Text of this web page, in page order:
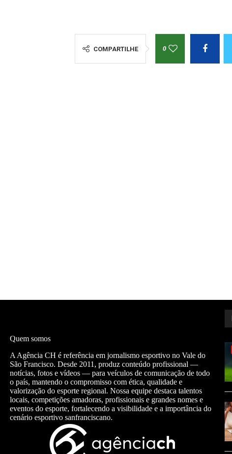
COMPARTILHE 0
Quem somos
A Agência CH é referência em jornalismo esportivo no Vale do
São Francisco. Desde 2011, produz conteúdo profissional —
notícias, fotos e vídeos — para veículos de comunicação de todo
o país, mantendo o compromisso com ética, qualidade e
valorização do esporte regional. Nossa equipe destaca talentos
locais, competições amadoras, profissionais e grandes nomes e
eventos do esporte, fortalecendo a visibilidade e a importância do
cenário esportivo sanfranciscano.